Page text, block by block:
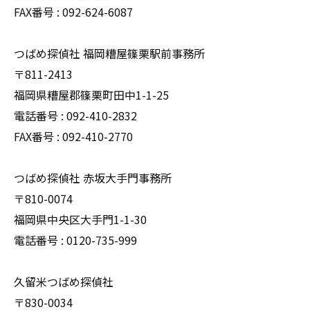
FAX番号 : 092-624-6087
つばめ探偵社 福岡糟屋篠栗駅前事務所
〒811-2413
福岡県糟屋郡篠栗町田中1-1-25
電話番号 : 092-410-2832
FAX番号 : 092-410-2770
つばめ探偵社 赤坂大手門事務所
〒810-0074
福岡県中央区大手門1-1-30
電話番号 : 0120-735-999
久留米つばめ探偵社
〒830-0034